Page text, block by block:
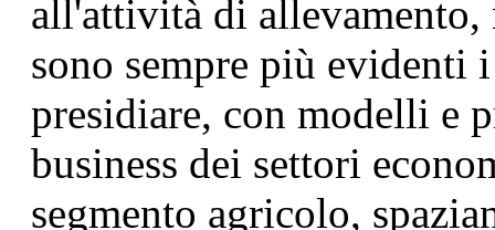
all'attività di allevamento,
sono sempre più evidenti
presidiare, con modelli e
business dei settori
segmento agricolo,